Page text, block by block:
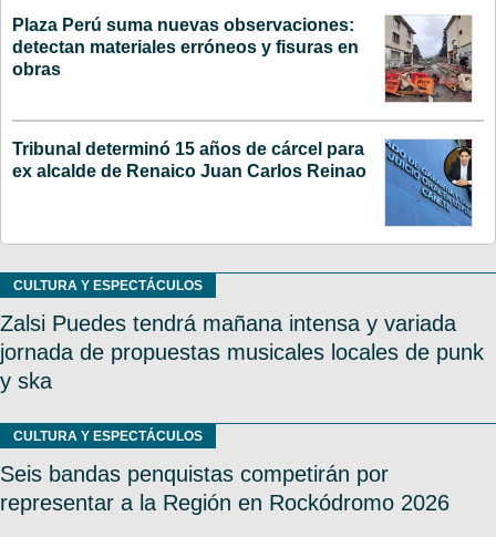
Plaza Perú suma nuevas observaciones:
detectan materiales erróneos y fisuras en
obras
Tribunal determinó 15 años de cárcel para
ex alcalde de Renaico Juan Carlos Reinao
CULTURA Y ESPECTÁCULOS
Zalsi Puedes tendrá mañana intensa y variada
jornada de propuestas musicales locales de punk
y ska
CULTURA Y ESPECTÁCULOS
Seis bandas penquistas competirán por
representar a la Región en Rockódromo 2026